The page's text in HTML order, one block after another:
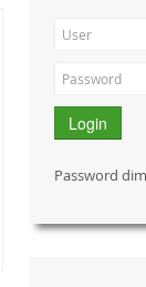
Login
Password